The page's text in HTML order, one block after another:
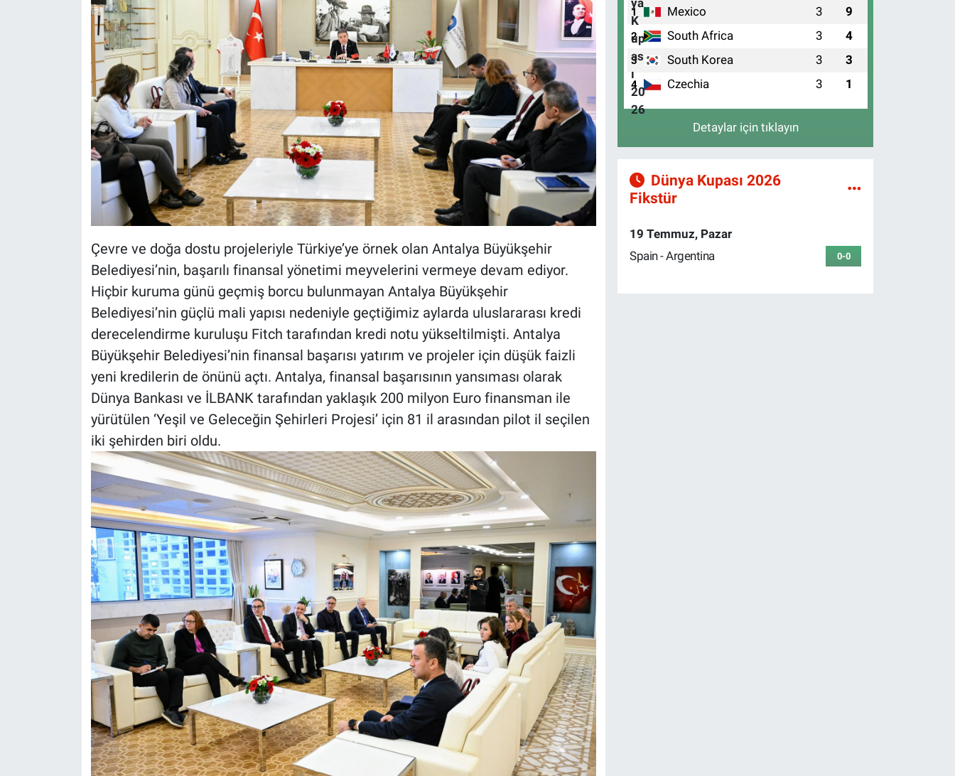
Çevre ve doğa dostu projeleriyle Türkiye’ye örnek olan Antalya Büyükşehir
Belediyesi’nin, başarılı finansal yönetimi meyvelerini vermeye devam ediyor.
Hiçbir kuruma günü geçmiş borcu bulunmayan Antalya Büyükşehir
Belediyesi’nin güçlü mali yapısı nedeniyle geçtiğimiz aylarda uluslararası kredi
derecelendirme kuruluşu Fitch tarafından kredi notu yükseltilmişti. Antalya
Büyükşehir Belediyesi’nin finansal başarısı yatırım ve projeler için düşük faizli
yeni kredilerin de önünü açtı. Antalya, finansal başarısının yansıması olarak
Dünya Bankası ve İLBANK tarafından yaklaşık 200 milyon Euro finansman ile
yürütülen ‘Yeşil ve Geleceğin Şehirleri Projesi’ için 81 il arasından pilot il seçilen
iki şehirden biri oldu.
1 Mexico 3 9
2 South Africa 3 4
3 South Korea 3 3
4 Czechia 3 1
Detaylar için tıklayın
Dünya Kupası 2026
Fikstür
19 Temmuz, Pazar
Spain - Argentina
0-0